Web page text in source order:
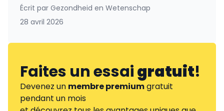
Écrit par Gezondheid en Wetenschap
28 avril 2026
Faites un essaigratuit!
Devenez un membre premiumgratuit
pendant un mois